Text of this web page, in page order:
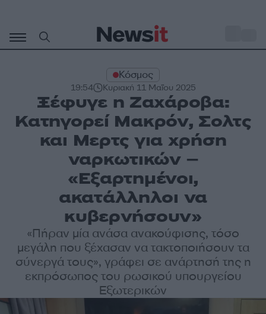
περιεχόμενο
Κόσμος
19:54 Κυριακή 11 Μαΐου 2025
Ξέφυγε η Ζαχάροβα:
Κατηγορεί Μακρόν, Σολτς
και Μερτς για χρήση
ναρκωτικών –
«Εξαρτημένοι,
ακατάλληλοι να
κυβερνήσουν»
«Πήραν μία ανάσα ανακούφισης, τόσο
μεγάλη που ξέχασαν να τακτοποιήσουν τα
σύνεργά τους», γράφει σε ανάρτησή της η
εκπρόσωπος του ρωσικού υπουργείου
Εξωτερικών